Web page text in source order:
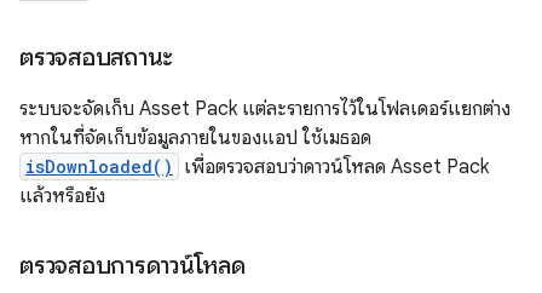
ตรวจสอบสถานะ
ระบบจะจัดเก็บ Asset Pack แต่ละรายการไว้ในโฟลเดอร์แยกต่าง
หากในที่จัดเก็บข้อมูลภายในของแอป ใช้เมธอด
isDownloaded()
เพื่อตรวจสอบว่าดาวน์โหลด Asset Pack
แล้วหรือยัง
ตรวจสอบการดาวน์โหลด